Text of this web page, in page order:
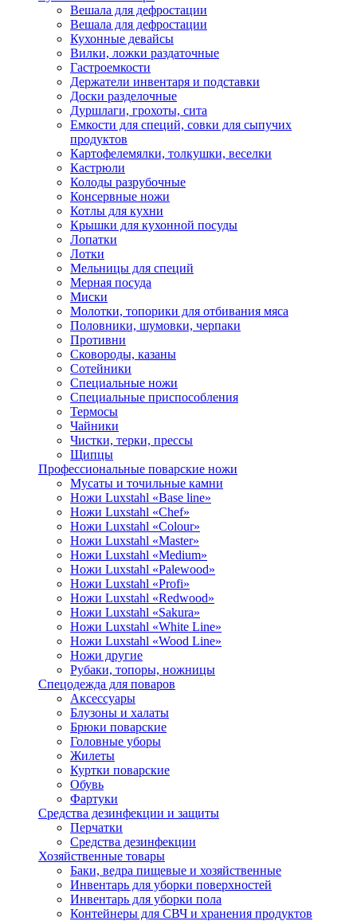
Вешала для дефростации
Вешала для дефростации
Кухонные девайсы
Вилки, ложки раздаточные
Гастроемкости
Держатели инвентаря и подставки
Доски разделочные
Дуршлаги, грохоты, сита
Емкости для специй, совки для сыпучих
продуктов
Картофелемялки, толкушки, веселки
Кастрюли
Колоды разрубочные
Консервные ножи
Котлы для кухни
Крышки для кухонной посуды
Лопатки
Лотки
Мельницы для специй
Мерная посуда
Миски
Молотки, топорики для отбивания мяса
Половники, шумовки, черпаки
Противни
Сковороды, казаны
Сотейники
Специальные ножи
Специальные приспособления
Термосы
Чайники
Чистки, терки, прессы
Щипцы
Профессиональные поварские ножи
Мусаты и точильные камни
Ножи Luxstahl «Base line»
Ножи Luxstahl «Chef»
Ножи Luxstahl «Colour»
Ножи Luxstahl «Master»
Ножи Luxstahl «Medium»
Ножи Luxstahl «Palewood»
Ножи Luxstahl «Profi»
Ножи Luxstahl «Redwood»
Ножи Luxstahl «Sakura»
Ножи Luxstahl «White Line»
Ножи Luxstahl «Wood Line»
Ножи другие
Рубаки, топоры, ножницы
Спецодежда для поваров
Аксессуары
Блузоны и халаты
Брюки поварские
Головные уборы
Жилеты
Куртки поварские
Обувь
Фартуки
Средства дезинфекции и защиты
Перчатки
Средства дезинфекции
Хозяйственные товары
Баки, ведра пищевые и хозяйственные
Инвентарь для уборки поверхностей
Инвентарь для уборки пола
Контейнеры для СВЧ и хранения продуктов